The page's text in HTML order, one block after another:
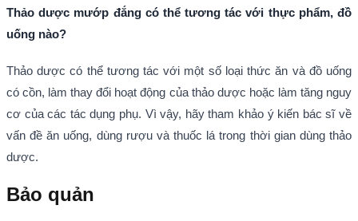
Thảo dược mướp đắng có thể tương tác với thực phẩm, đồ
uống nào?
Thảo dược có thể tương tác với một số loại thức ăn và đồ uống
có cồn, làm thay đổi hoạt động của thảo dược hoặc làm tăng nguy
cơ của các tác dụng phụ. Vì vậy, hãy tham khảo ý kiến bác sĩ về
vấn đề ăn uống, dùng rượu và thuốc lá trong thời gian dùng thảo
dược.
Bảo quản